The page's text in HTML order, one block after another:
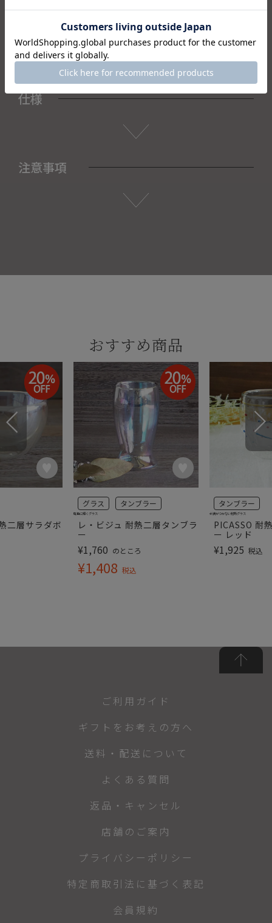
仕様
注意事項
おすすめ商品
二層サラダボ
レ・ビジュ 耐熱二層タンブラ
ー
グラス タンブラー
¥1,760 のところ
¥1,408 税込
虹色に輝くグラス
PICASSO 耐
ー レッド
タンブラー
¥1,925 税込
水滴がつかない耐熱グラス
ご利用ガイド
ギフトをお考えの方へ
送料・配送について
よくある質問
返品・キャンセル
店舗のご案内
プライバシーポリシー
特定商取引法に基づく表記
会員規約